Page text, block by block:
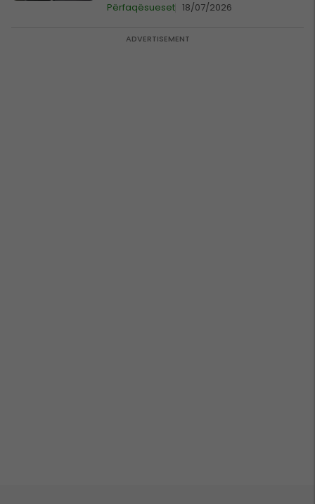
Përfaqësueset 18/07/2026